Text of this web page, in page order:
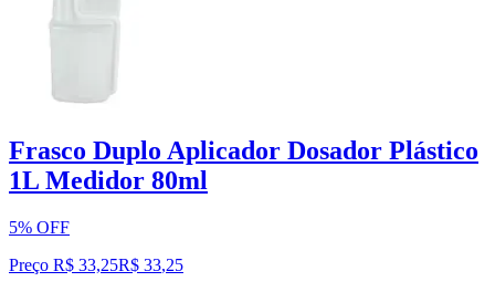
Frasco Duplo Aplicador Dosador Plástico
1L Medidor 80ml
5% OFF
Preço R$ 33,25R$ 33,25